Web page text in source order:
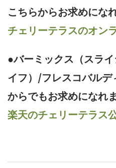
こちらからお求めにな
チェリーテラスのオン
●バーミックス（スラ
イフ）/フレスコバル
からでもお求めになれま
楽天のチェリーテラス